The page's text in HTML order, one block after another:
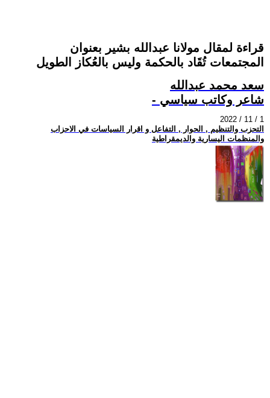
قراءة لمقال مولانا عبدالله بشير بعنوان
المجتمعات تُقَاد بالحكمة وليس بالعُكاز الطويل
سعد محمد عبدالله
- شاعر وكاتب سياسي
2022 / 11 / 1
التحزب والتنظيم , الحوار , التفاعل و اقرار السياسات في الاحزاب
والمنظمات اليسارية والديمقراطية